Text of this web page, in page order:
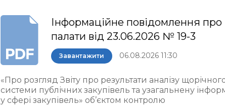
Інформаційне повідомлення
палати від 23.06.2026 № 19-3
Завантажити 06.08.2026 11:30
«Про розгляд Звіту про результати аналізу
системи публічних закупівель та узагальнену
у сфері закупівель» об’єктом контролю